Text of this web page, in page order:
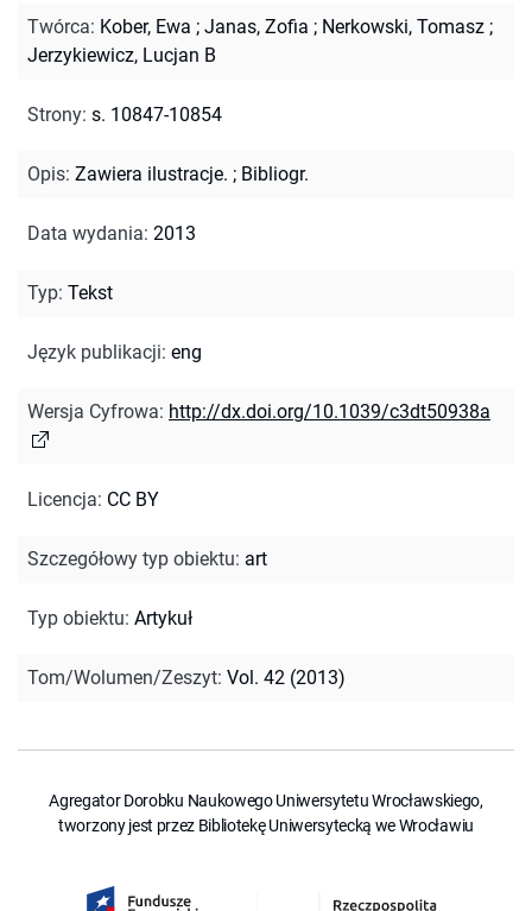
Twórca: Kober, Ewa ; Janas, Zofia ; Nerkowski, Tomasz ;
Jerzykiewicz, Lucjan B
Strony: s. 10847-10854
Opis: Zawiera ilustracje. ; Bibliogr.
Data wydania: 2013
Typ: Tekst
Język publikacji: eng
Wersja Cyfrowa: http://dx.doi.org/10.1039/c3dt50938a
Licencja: CC BY
Szczegółowy typ obiektu: art
Typ obiektu: Artykuł
Tom/Wolumen/Zeszyt: Vol. 42 (2013)
Agregator Dorobku Naukowego Uniwersytetu Wrocławskiego,
tworzony jest przez Bibliotekę Uniwersytecką we Wrocławiu